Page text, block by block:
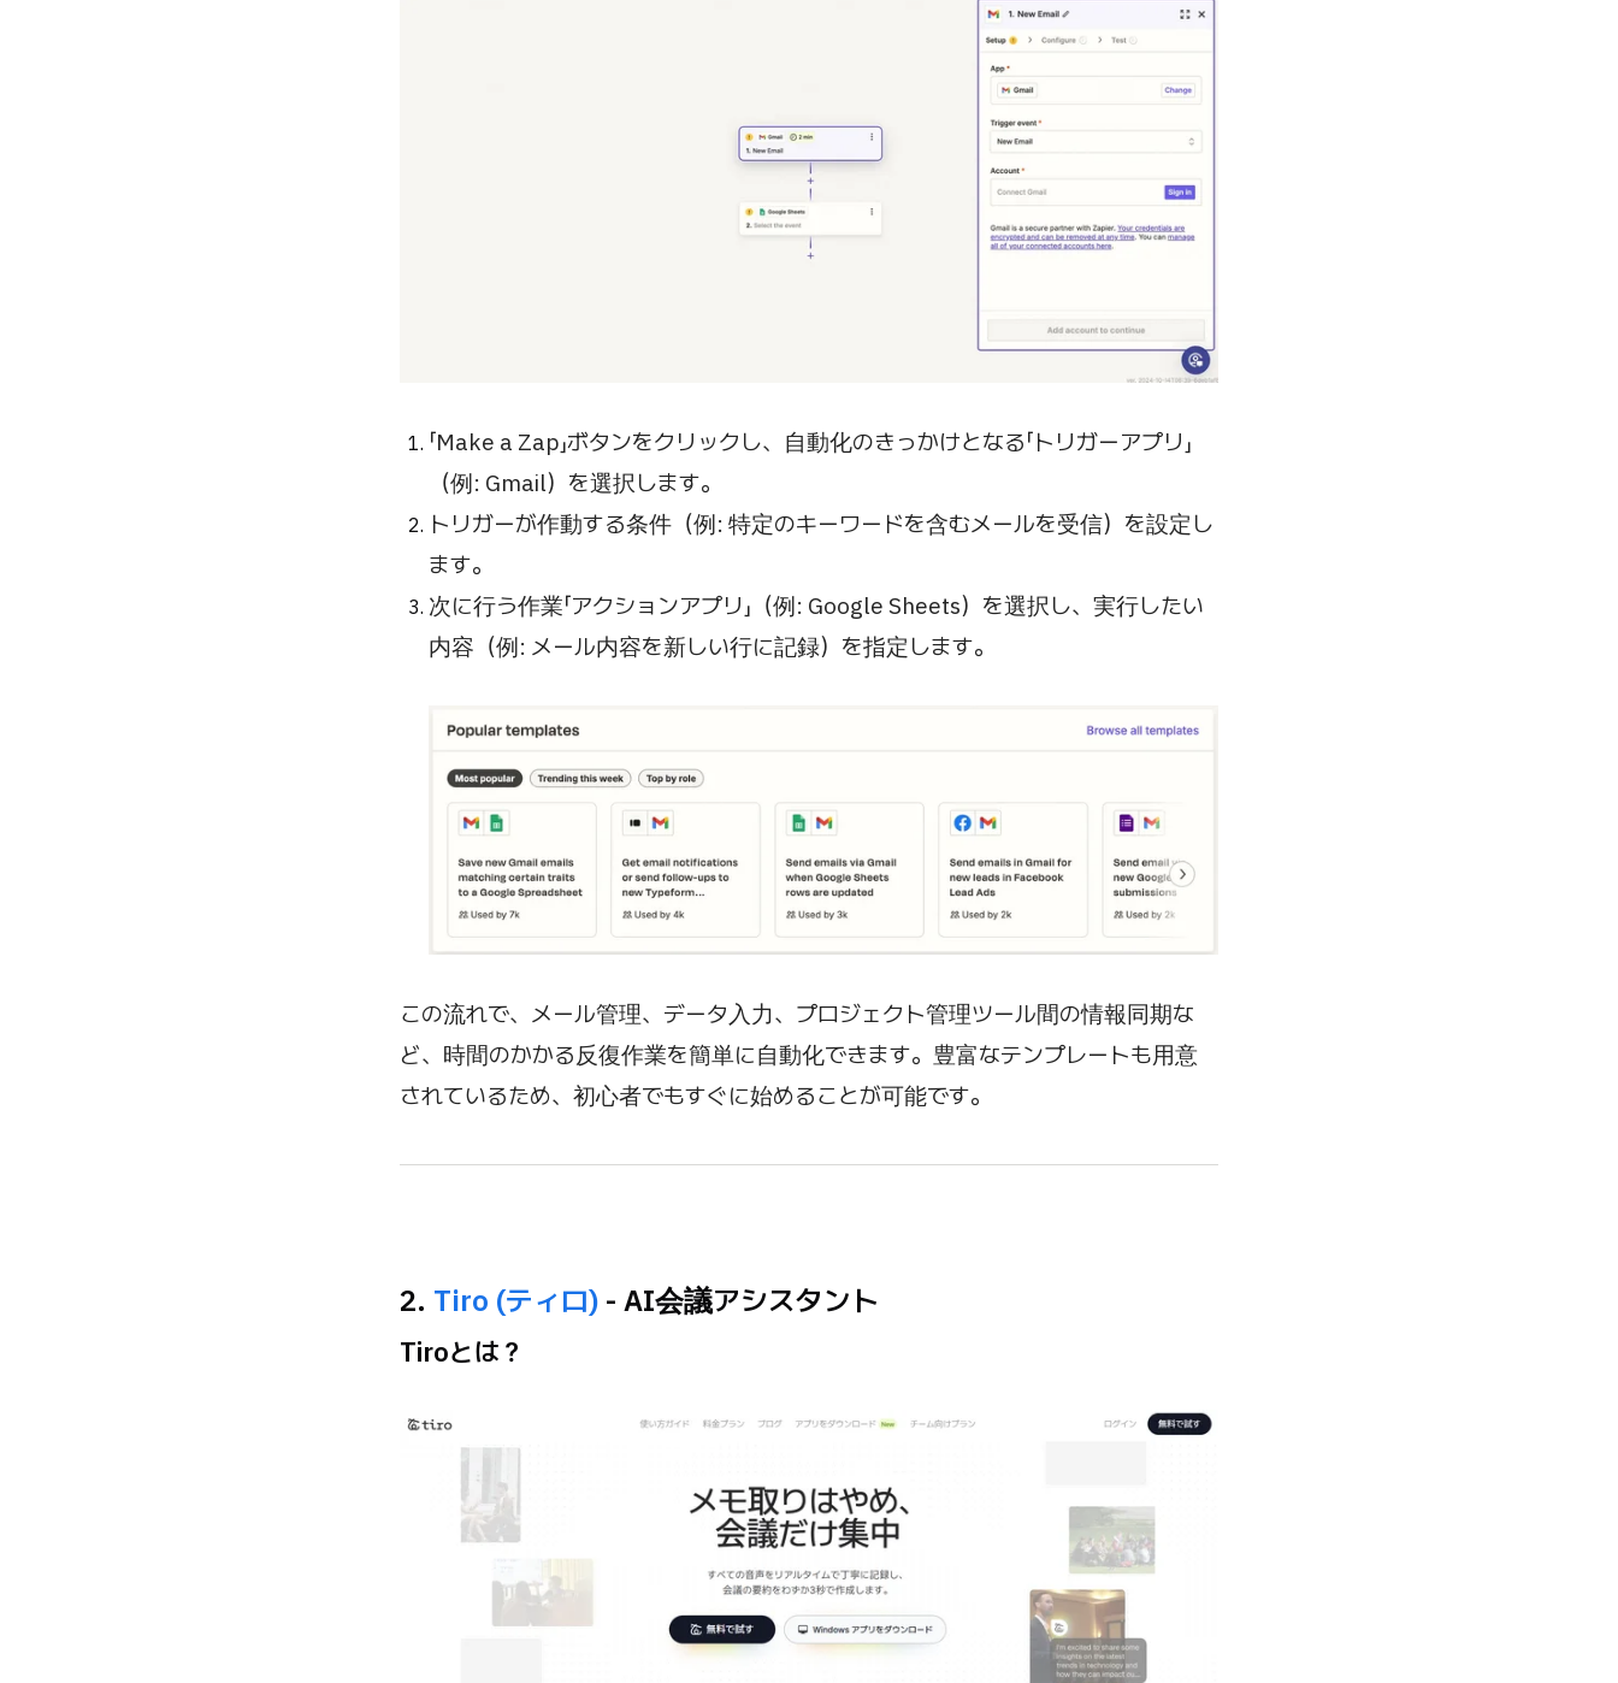
「Make a Zap」ボタンをクリックし、自動化のきっかけとなる「トリガーアプリ」
（例: Gmail）を選択します。
トリガーが作動する条件（例: 特定のキーワードを含むメールを受信）を設定し
ます。
次に行う作業「アクションアプリ」（例: Google Sheets）を選択し、実行したい
内容（例: メール内容を新しい行に記録）を指定します。
この流れで、メール管理、データ入力、プロジェクト管理ツール間の情報同期な
ど、時間のかかる反復作業を簡単に自動化できます。豊富なテンプレートも用意
されているため、初心者でもすぐに始めることが可能です。
2. Tiro (ティロ) - AI会議アシスタント
Tiroとは？